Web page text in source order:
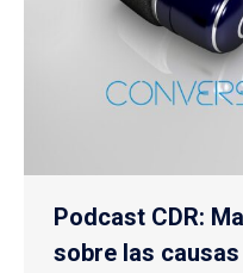
Podcast CDR:
sobre las